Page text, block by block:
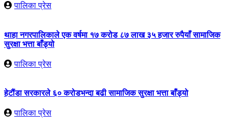
पालिका प्रेस
थाहा नगरपालिकाले एक वर्षमा १७ करोड ८७ लाख ३५ हजार रुपैयाँ सामाजिक
सुरक्षा भत्ता बाँड्यो
पालिका प्रेस
हेटौंडा सरकारले ६० करोडभन्दा बढी सामाजिक सुरक्षा भत्ता बाँड्यो
पालिका प्रेस